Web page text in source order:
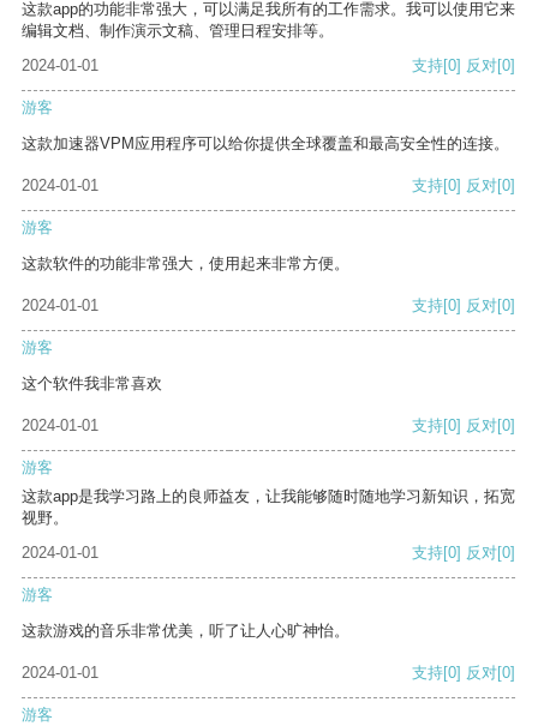
这款app的功能非常强大，可以满足我所有的工作需求。我可以使用它来
编辑文档、制作演示文稿、管理日程安排等。
2024-01-01
支持[0] 反对[0]
游客
这款加速器VPM应用程序可以给你提供全球覆盖和最高安全性的连接。
2024-01-01 支持[0] 反对[0]
游客
这款软件的功能非常强大，使用起来非常方便。
2024-01-01 支持[0] 反对[0]
游客
这个软件我非常喜欢
2024-01-01 支持[0] 反对[0]
游客
这款app是我学习路上的良师益友，让我能够随时随地学习新知识，拓宽
视野。
2024-01-01
支持[0] 反对[0]
游客
这款游戏的音乐非常优美，听了让人心旷神怡。
2024-01-01 支持[0] 反对[0]
游客